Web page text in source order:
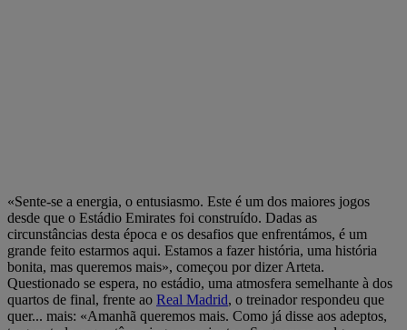
«Sente-se a energia, o entusiasmo. Este é um dos maiores jogos
desde que o Estádio Emirates foi construído. Dadas as
circunstâncias desta época e os desafios que enfrentámos, é um
grande feito estarmos aqui. Estamos a fazer história, uma história
bonita, mas queremos mais», começou por dizer Arteta.
Questionado se espera, no estádio, uma atmosfera semelhante à dos
quartos de final, frente ao Real Madrid, o treinador respondeu que
quer... mais: «Amanhã queremos mais. Como já disse aos adeptos,